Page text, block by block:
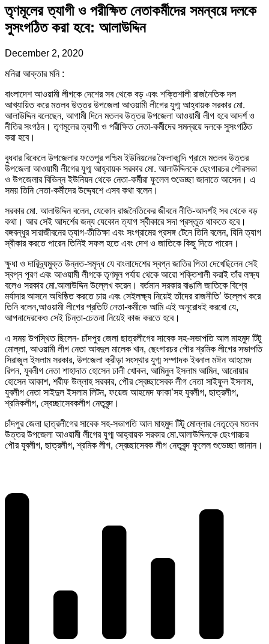
তৃণমূলের ত্যাগী ও পরীক্ষিত নেতাকর্মীদের সমন্বয়ে দলকে
সুসংগঠিত করা হবে: আলাউদ্দিন
December 2, 2020
মনিরা আক্তার মনি :
বাংলাদেশ আওয়ামী লীগকে দেশের সব থেকে বড় এবং শক্তিশালী রাজনৈতিক দল
আখ্যায়িত করে মতলব উত্তর উপজেলা আওয়ামী লীগের যুগ্ম আহ্বায়ক সরকার মো.
আলাউদ্দিন বলেছেন, আগামী দিনে মতলব উত্তর উপজেলা আওয়ামী লীগ হবে আদর্শ ও
নীতির সংগঠন। তৃণমূলের ত্যাগী ও পরীক্ষিত নেতা-কর্মীদের সমন্বয়ে দলকে সুসংগঠিত
করা হবে।
বুধবার বিকেলে উপজেলার ফতেপুর পশ্চিম ইউনিয়নের ফৈলাকান্দি গ্রামে মতলব উত্তর
উপজেলা আওয়ামী লীগের যুগ্ম আহ্বায়ক সরকার মো. আলাউদ্দিনকে ছেংগারচর পৌরসভা
ও উপজেলার বিভিন্ন ইউনিয়ন থেকে নেতা-কর্মীরা ফুলেল শুভেচ্ছা জানাতে আসেন। এ
সময় তিনি নেতা-কর্মীদের উদ্দ্যেশে এসব কথা বলেন।
সরকার মো. আলাউদ্দিন বলেন, যেকোন রাজনৈতিকের জীবনে নীতি-আদর্শই সব থেকে বড়
কথা। আর সেই আদর্শের জন্য যেকোন ত্যাগ স্বীকারে সদা প্রস্তুত থাকতে হবে।
বঙ্গবন্ধুর সারাজীবনের ত্যাগ-তীতিক্ষা এবং সংগ্রামের প্রসঙ্গ টেনে তিনি বলেন, যিনি ত্যাগ
স্বীকার করতে পারেন তিনিই সফল হতে এবং দেশ ও জাতিকে কিছু দিতে পারেন।
ক্ষুধা ও দারিদ্র্যমুক্ত উন্নত-সমৃদ্ধ যে বাংলাদেশের স্বপ্ন জাতির পিতা দেখেছিলেন সেই
স্বপ্ন পূরণ এবং আওয়ামী লীগকে তৃণমূল পর্যায় থেকে আরো শক্তিশালী করাই তাঁর লক্ষ্য
বলেও সরকার মো.আলাউদ্দিন উল্লেখ করেন। বর্তমান সরকার বাঙালি জাতিকে বিশ্বে
মর্যাদার আসনে অধিষ্ঠিত করতে চায় এবং সেইলক্ষ্য নিয়েই তাঁদের রাজনীতি’ উল্লেখ করে
তিনি বলেন,আওয়ামী লীগের প্রতিটি নেতা-কর্মীকে আমি এই অনুরোধই করবো যে,
আপনাদেরকেও সেই চিন্তা-চেতনা নিয়েই কাজ করতে হবে।
এ সময় উপস্থিত ছিলেন- চাঁদপুর জেলা ছাত্রলীগের সাবেক সহ-সভাপতি আল মাহমুদ টিটু
মোল্লা, আওয়ামী লীগ নেতা আবদুল মালেক খান, ছেংগারচর পৌর শ্রমিক লীগের সভাপতি
সিরাজুল ইসলাম সরকার, উপজেলা ক্রীড়া সংস্থার যুগ্ম সম্পাদক ইবনাল মঈন আহমেদ
রিপন, যুবলীগ নেতা শাহাদাত হোসেন ঢালী খোকন, আমিনুল ইসলাম আমিন, আনোয়ার
হোসেন আকাশ, শরীফ উল্লাহ সরকার, পৌর স্বেচ্ছাসেবক লীগ নেতা সাইফুল ইসলাম,
যুবলীগ নেতা সাইদুল ইসলাম লিটন, ফয়েজ আহমেদ ফাকা’সহ যুবলীগ, ছাত্রলীগ,
শ্রমিকলীগ, স্বেচ্ছাসেবকলীগ নেতৃবৃন্দ।
চাঁদপুর জেলা ছাত্রলীগের সাবেক সহ-সভাপতি আল মাহমুদ টিটু মোল্লার নেতৃত্বে মতলব
উত্তর উপজেলা আওয়ামী লীগের যুগ্ম আহ্বায়ক সরকার মো.আলাউদ্দিনকে ছেংগারচর
পৌর যুবলীগ, ছাত্রলীগ, শ্রমিক লীগ, স্বেচ্ছাসেবক লীগ নেতৃবৃন্দ ফুলেল শুভেচ্ছা জানান।